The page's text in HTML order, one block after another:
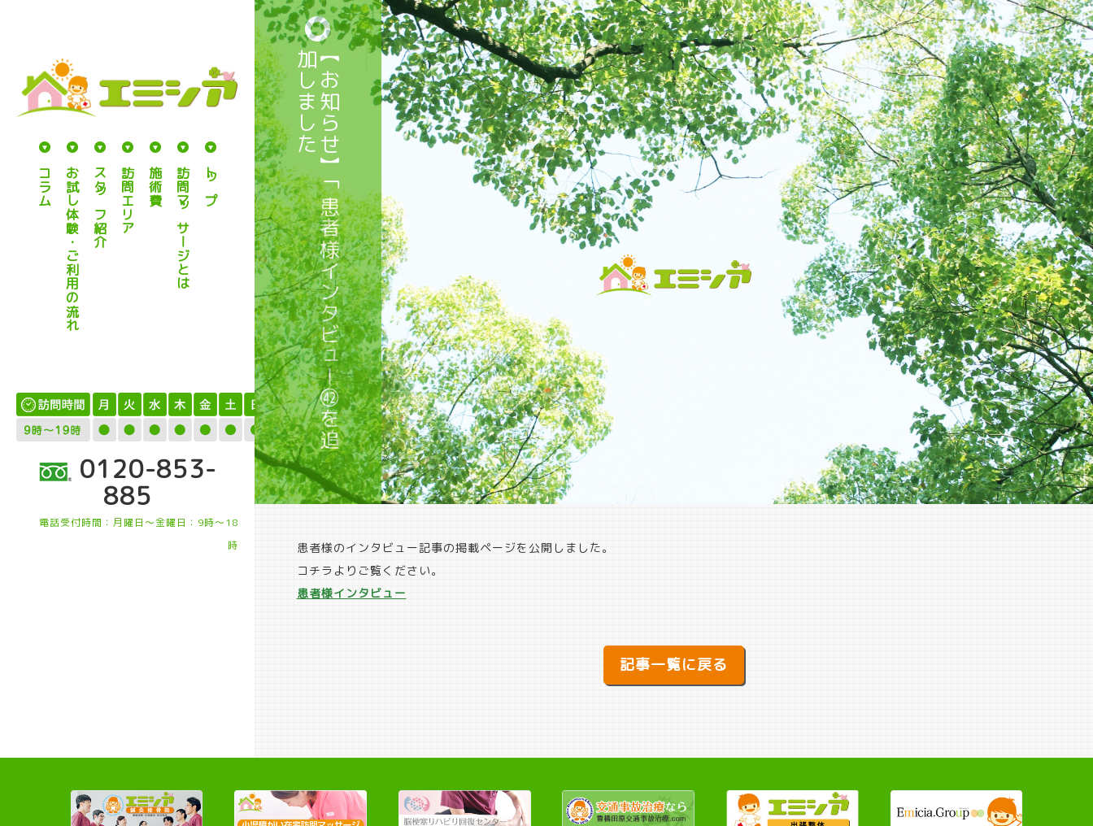
トップ
訪問マッサージとは
施術費
訪問エリア
スタッフ紹介
お試し体験・ご利用の流れ
コラム
0120-853-
885
電話受付時間：月曜日～金曜日：9時～18
時
【
お
知
ら
せ
】
「
患
者
様
イ
ン
タ
ビ
ュ
ー
㊷
を
追
加
し
ま
し
た
患者様のインタビュー記事の掲載ページを公開しました。
コチラよりご覧ください。
患者様インタビュー
記事一覧に戻る